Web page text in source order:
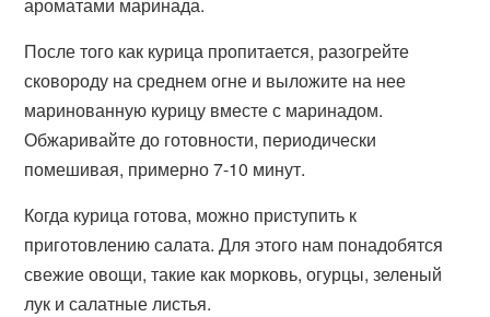
После того как курица пропитается, разогрейте
сковороду на среднем огне и выложите на нее
маринованную курицу вместе с маринадом.
Обжаривайте до готовности, периодически
помешивая, примерно 7-10 минут.
Когда курица готова, можно приступить к
приготовлению салата. Для этого нам понадобятся
свежие овощи, такие как морковь, огурцы, зеленый
лук и салатные листья.